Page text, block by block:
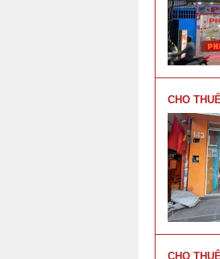
CHO
CHO